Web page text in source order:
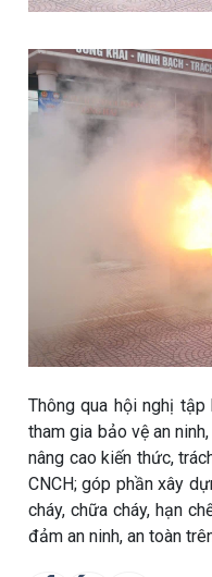
Thông qua hội nghị
tham gia bảo vệ an
nâng cao kiến thức,
CNCH; góp phần xây
cháy, chữa cháy, hạn
đảm an ninh, an toàn